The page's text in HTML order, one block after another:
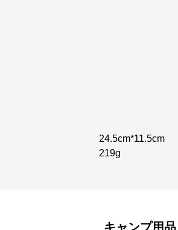
24.5cm*11.5cm
219g
キャンプ用品